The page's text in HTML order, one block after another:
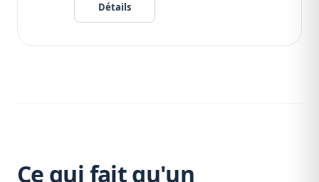
Détails
Ce qui fait qu'un